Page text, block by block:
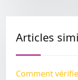
Articles
Comment